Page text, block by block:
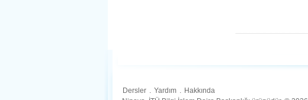
Dersler . Yardım . Hakkında